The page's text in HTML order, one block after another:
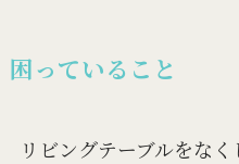
困っていること
リビングテーブルをな